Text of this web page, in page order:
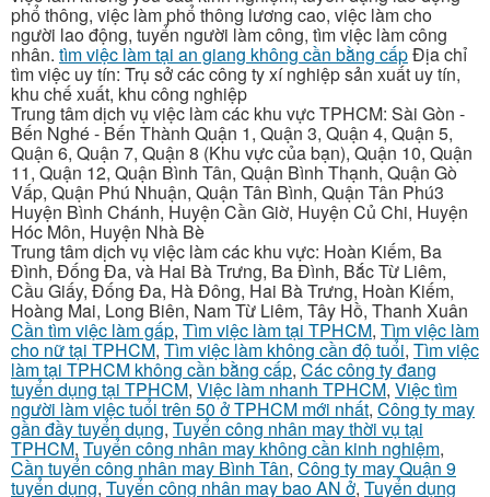
phổ thông, việc làm phổ thông lương cao, việc làm cho
người lao động, tuyển người làm công, tìm việc làm công
nhân. tìm việc làm tại an giang không cần bằng cấpĐịa chỉ
tìm việc uy tín: Trụ sở các công ty xí nghiệp sản xuất uy tín,
khu chế xuất, khu công nghiệp
Trung tâm dịch vụ việc làm các khu vực TPHCM: Sài Gòn -
Bến Nghé - Bến Thành Quận 1, Quận 3, Quận 4, Quận 5,
Quận 6, Quận 7, Quận 8 (Khu vực của bạn), Quận 10, Quận
11, Quận 12, Quận Bình Tân, Quận Bình Thạnh, Quận Gò
Vấp, Quận Phú Nhuận, Quận Tân Bình, Quận Tân Phú3
Huyện Bình Chánh, Huyện Cần Giờ, Huyện Củ Chi, Huyện
Hóc Môn, Huyện Nhà Bè
Trung tâm dịch vụ việc làm các khu vực: Hoàn Kiếm, Ba
Đình, Đống Đa, và Hai Bà Trưng, Ba Đình, Bắc Từ Liêm,
Cầu Giấy, Đống Đa, Hà Đông, Hai Bà Trưng, Hoàn Kiếm,
Hoàng Mai, Long Biên, Nam Từ Liêm, Tây Hồ, Thanh Xuân
Cần tìm việc làm gấp, Tìm việc làm tại TPHCM, Tìm việc làm
cho nữ tại TPHCM, Tìm việc làm không cần độ tuổi, Tìm việc
làm tại TPHCM không cần bằng cấp, Các công ty đang
tuyển dụng tại TPHCM, Việc làm nhanh TPHCM, Việc tìm
người làm việc tuổi trên 50 ở TPHCM mới nhất, Công ty may
gần đầy tuyển dụng, Tuyển công nhân may thời vụ tại
TPHCM, Tuyển công nhân may không cần kinh nghiệm,
Cần tuyển công nhân may Bình Tân, Công ty may Quận 9
tuyển dụng, Tuyển công nhân may bao AN ở, Tuyển dụng